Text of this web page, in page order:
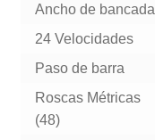
Ancho de bancada
24 Velocidades
Paso de barra
Roscas Métricas
(48)